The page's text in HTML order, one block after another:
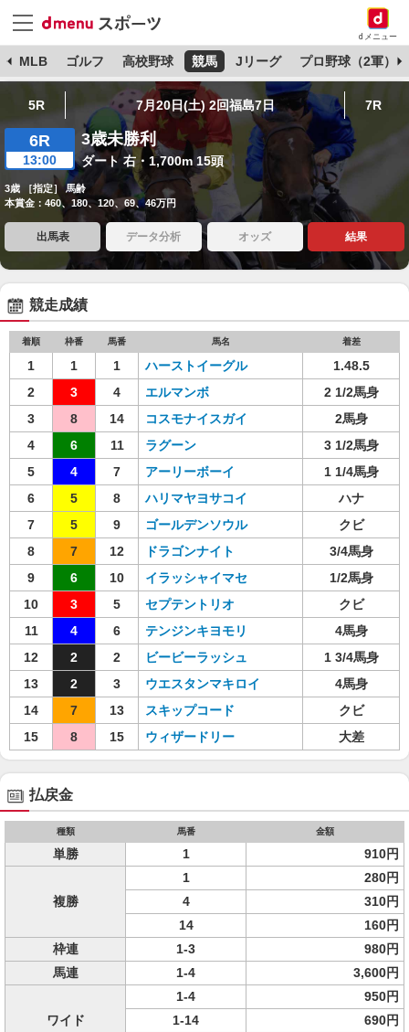
dメニュー
MLB ゴルフ 高校野球 競馬 Jリーグ プロ野球（2軍）
5R 7月20日(土) 2回福島7日 7R
6R
13:00
3歳未勝利
ダート 右・1,700m 15頭
3歳 ［指定］ 馬齢
本賞金：460、180、120、69、46万円
出馬表 データ分析 オッズ 結果
競走成績
着順 枠番 馬番 馬名 着差
1 1 1 ハーストイーグル
1.48.5
2
3 4 エルマンボ
2 1/2馬身
3
8 14 コスモナイスガイ
2馬身
4
6 11 ラグーン
3 1/2馬身
5
4 7 アーリーボーイ
1 1/4馬身
6
5 8 ハリマヤヨサコイ
ハナ
7
5 9 ゴールデンソウル
クビ
8
7 12 ドラゴンナイト
3/4馬身
9
6 10 イラッシャイマセ
1/2馬身
10
3 5 セプテントリオ
クビ
11
4 6 テンジンキヨモリ
4馬身
12
2 2 ビービーラッシュ
1 3/4馬身
13
2 3 ウエスタンマキロイ
4馬身
14
7 13 スキップコード
クビ
15
8 15 ウィザードリー 大差
払戻金
種類 馬番 金額
単勝 1 910円
複勝
1
280円
4
310円
14
160円
枠連
1-3
980円
馬連
1-4 3,600円
ワイド
1-4
950円
1-14
690円